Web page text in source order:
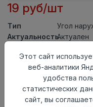
19 руб/шт
Тип
Угол
АктуальностьАктуален
Осталось256 шт
Внимание! Внешний
Этот сайт
веб-аналитики
удобства
статистических
сайт, вы